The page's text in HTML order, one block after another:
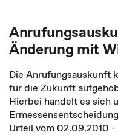
Änderung mit
Die Anrufungsauskunft
für die Zukunft
Hierbei handelt es sich
Urteil vom 02.09.2010 -